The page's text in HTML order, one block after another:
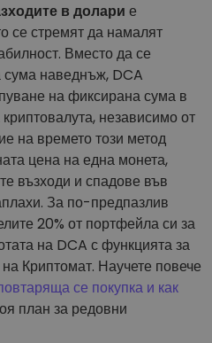
в доларие
се стремят да намалят
Вместо да се
сума наведнъж, DCA
на фиксирана сума в
независимо от
на времето този метод
цена на една монета,
възходи и спадове във
За по-предпазлив
20% от портфейла си за
на DCA с функцията за
Криптомат. Научете повече
се покупка и как
план за редовни